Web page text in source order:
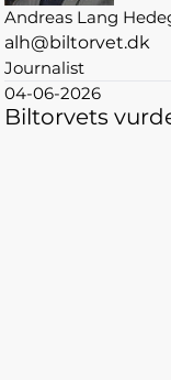
Andreas Lang
alh@biltorvet.dk
Journalist
04-06-2026
Biltorvets